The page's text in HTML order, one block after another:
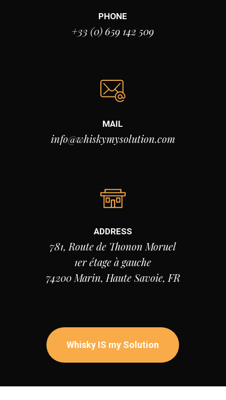
PHONE
+33 (0) 659 142 509
MAIL
info@whiskymysolution.com
ADDRESS
781, Route de Thonon Moruel
1er étage à gauche
74200 Marin, Haute Savoie, FR
Whisky IS my Solution